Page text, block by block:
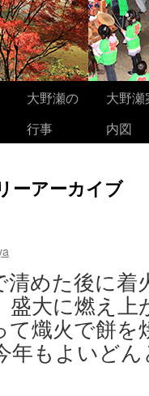
大野瀬の
行事
大野瀬
内図
ーアーカイブ
清めた後に着
盛大に燃え
て熾火で餅
年もよいど